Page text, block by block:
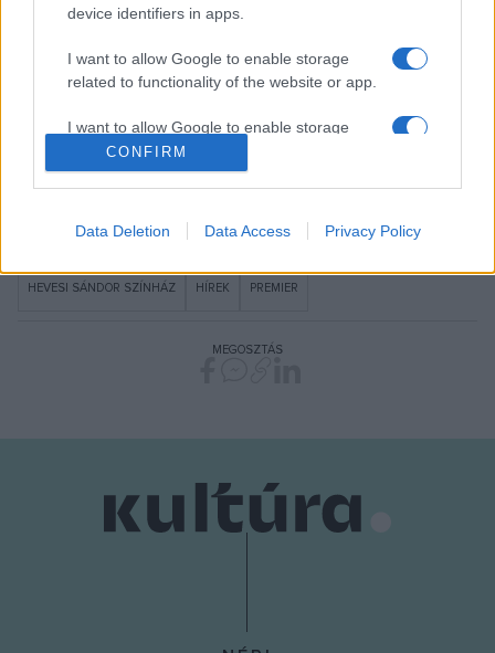
device identifiers in apps.
I want to allow Google to enable storage
related to functionality of the website or app.
I want to allow Google to enable storage
related to personalization.
related to security, including authentication
functionality and fraud prevention, and other
CONFIRM
Data Deletion Data Access Privacy Policy
Forrás: MTI
Fotó: a színház Facebook-oldala
HEVESI SÁNDOR SZÍNHÁZ HÍREK PREMIER
MEGOSZTÁS